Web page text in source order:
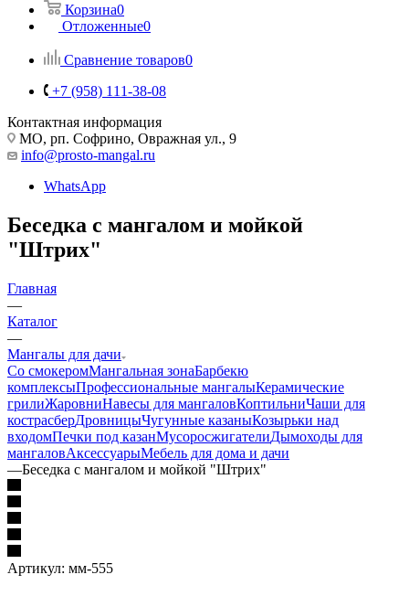
Корзина0
Отложенные0
Сравнение товаров0
+7 (958) 111-38-08
Контактная информация
МО, рп. Софрино, Овражная ул., 9
info@prosto-mangal.ru
WhatsApp
Беседка с мангалом и мойкой
"Штрих"
Главная
—
Каталог
—
Мангалы для дачи
Со смокеромМангальная зонаБарбекю
комплексыПрофессиональные мангалыКерамические
грилиЖаровниНавесы для мангаловКоптильниЧаши для
кострасберДровницыЧугунные казаныКозырьки над
входомПечки под казанМусоросжигателиДымоходы для
мангаловАксессуарыМебель для дома и дачи
—Беседка с мангалом и мойкой "Штрих"
Артикул: мм-555